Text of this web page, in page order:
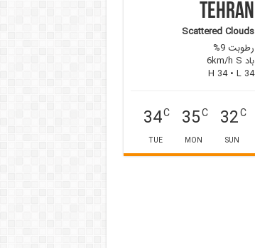
Tehran
Scattered Clouds
رطوبت 9%
باد 6km/h S
H 34 • L 34
32C
SUN
35C
MON
34C
TUE